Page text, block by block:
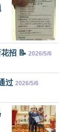
招 📝 2026/5/6
过 2026/5/6